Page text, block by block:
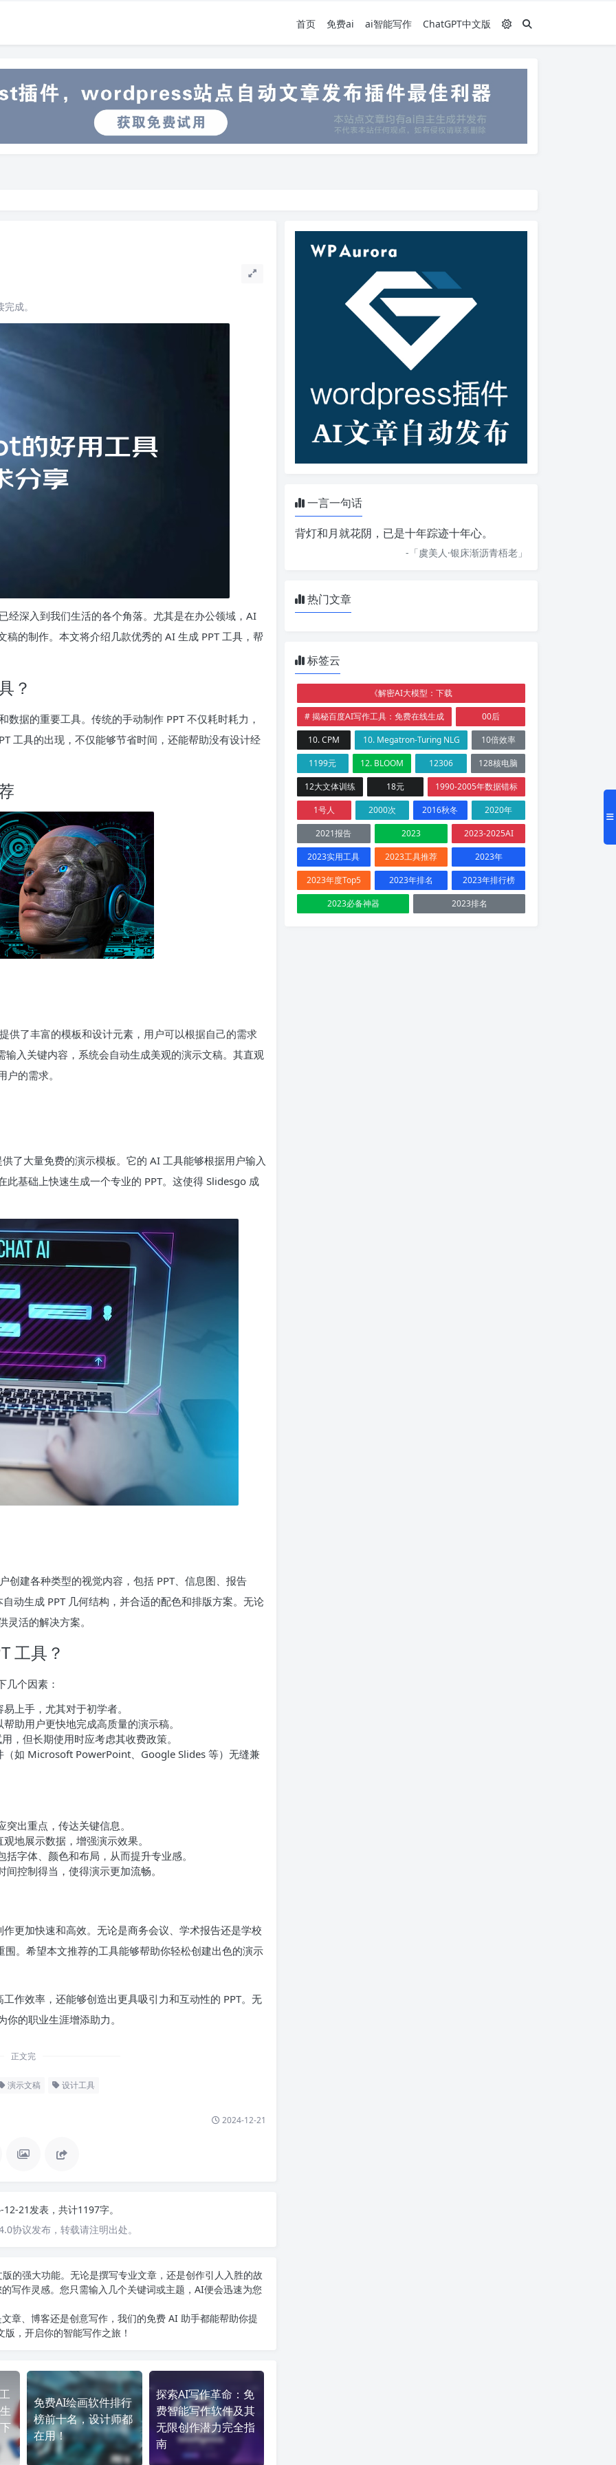
首页 免费ai ai智能写作 ChatGPT中文版
成。
经深入到我们生活的各个角落。尤其是在办公领域，AI
的制作。本文将介绍几款优秀的 AI 生成 PPT 工具，帮
？
数据的重要工具。传统的手动制作 PPT 不仅耗时耗力，
工具的出现，不仅能够节省时间，还能帮助没有设计经
供了丰富的模板和设计元素，用户可以根据自己的需求
输入关键内容，系统会自动生成美观的演示文稿。其直观
的需求。
了大量免费的演示模板。它的 AI 工具能够根据用户输入
基础上快速生成一个专业的 PPT。这使得 Slidesgo 成
创建各种类型的视觉内容，包括 PPT、信息图、报告
动生成 PPT 几何结构，并合适的配色和排版方案。无论
活的解决方案。
工具？
几个因素：
上手，尤其对于初学者。
助用户更快地完成高质量的演示稿。
，但长期使用时应考虑其收费政策。
（如 Microsoft PowerPoint、Google Slides 等）无缝兼
出重点，传达关键信息。
地展示数据，增强演示效果。
字体、颜色和布局，从而提升专业感。
控制得当，使得演示更加流畅。
更加快速和高效。无论是商务会议、学术报告还是学校
。希望本文推荐的工具能够帮助你轻松创建出色的演示
作效率，还能够创造出更具吸引力和互动性的 PPT。无
的职业生涯增添助力。
正文完
演示文稿 设计工具
2024-12-21
21发表，共计1197字。
协议发布，转载请注明出处。
的强大功能。无论是撰写专业文章，还是创作引人入胜的故
写作灵感。您只需输入几个关键词或主题，AI便会迅速为您
章、博客还是创意写作，我们的免费 AI 助手都能帮助你提
版 ，开启你的智能写作之旅！
免费AI绘画软件排行
榜前十名，设计师都
在用！
探索AI写作革命：免
费智能写作软件及其
无限创作潜力完全指
南
一言一句话
背灯和月就花阴，已是十年踪迹十年心。
-「虞美人·银床渐沥青梧老 」
热门文章
标签云
《解密AI大模型：下载
# 揭秘百度AI写作工具：免费在线生成
00后
10. CPM
10. Megatron-Turing NLG
10倍效率
1199元
12. BLOOM 12306
128核电脑
12大文体训练
18元
1990-2005年数据错标
1号人
2000次 2016秋冬
2020年
2021报告
2023
2023-2025AI
2023实用工具
2023工具推荐
2023年
2023年度Top5
2023年排名
2023年排行榜
2023必备神器
2023排名